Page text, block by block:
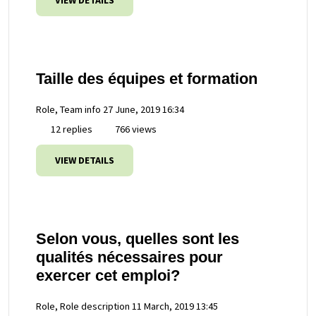
Taille des équipes et formation
Role, Team info 27 June, 2019 16:34
12 replies
766 views
VIEW DETAILS
Selon vous, quelles sont les
qualités nécessaires pour
exercer cet emploi?
Role, Role description 11 March, 2019 13:45